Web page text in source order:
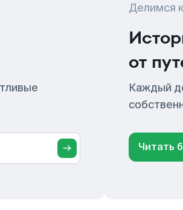
Делимся
от
Каждый
Читать